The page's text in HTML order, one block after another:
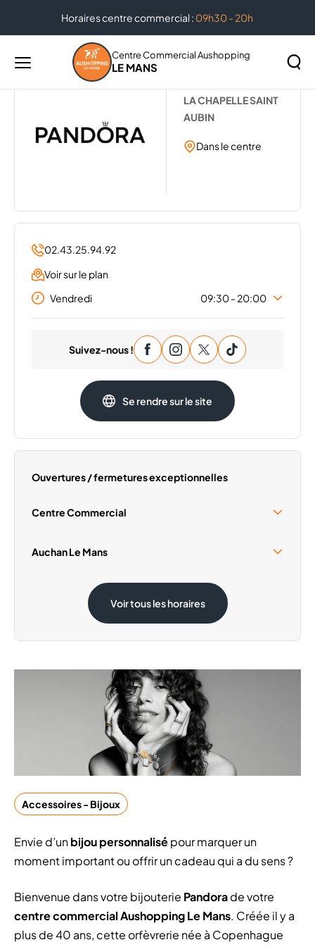
Horaires centre commercial : 09h30 - 20h
Menu
principal
Centre Commercial Aushopping
LE MANS
... PANDORA
LA CHAPELLE SAINT
AUBIN
Dans le centre
02.43.25.94.92
Voir sur le plan
Vendredi
09:30 - 20:00
09:30 - 20:00
Mardi
09:30 - 20:00
09:30 - 20:00
Samedi
09:30 - 20:00
Suivez-nous !
Se rendre sur le site
Ouvertures / fermetures exceptionnelles
Centre Commercial
Samedi 15 Août
Auchan Le Mans
Samedi 15 Août 08:30 - 19:30
Voir tous les horaires
Accessoires - Bijoux
Envie d’unbijou personnalisépour marquer un
moment important ou offrir un cadeau qui a du sens ?
Bienvenue dans votre bijouterie Pandorade votre
centre commercial Aushopping Le Mans. Créée il y a
plus de 40 ans, cette orfèvrerie née à Copenhague